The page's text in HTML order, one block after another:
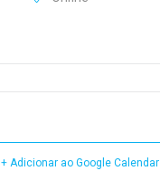
+ Adicionar ao Google Calendar